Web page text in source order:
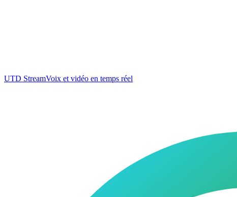
UTD StreamVoix et vidéo en temps réel